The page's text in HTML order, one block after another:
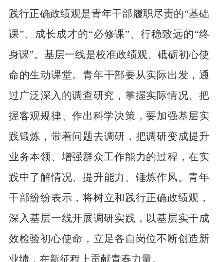
践行正确政绩观是青年干部履职尽责的“基础
课”、成长成才的“必修课”、行稳致远的“终
身课”。基层一线是校准政绩观、砥砺初心使
命的生动课堂。青年干部要从实际出发，通
过广泛深入的调查研究，掌握实际情况、把
握客观规律、作出科学决策 ，要加强基层实
践锻炼， 带着问题去调研 ，把调研变成提升
业务本领、增强群众工作能力的过程 ，在实
践中了解情况、提升能力、锤炼作风。青年
干部纷纷表示，将树立和践行正确政绩观，
深入基层一线开展调研实践，以基层实干成
效检验初心使命， 立足各自岗位不断创造新
业绩，在新征程上贡献青春力量。